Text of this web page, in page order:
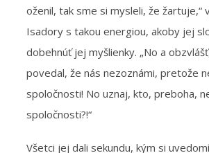
oženil, tak sme si mysleli, že žartuje,“
Isadory s takou energiou, akoby jej
dobehnúť jej myšlienky. „No a
povedal, že nás nezoznámi, pretože
spoločnosti! No uznaj, kto, preboha,
spoločnosti?!“
Všetci jej dali sekundu, kým si